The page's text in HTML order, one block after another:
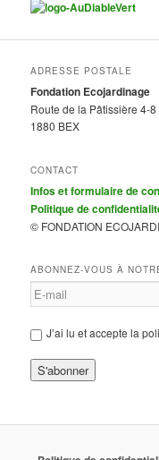
ADRESSE POSTALE
Fondation Ecojardinage
Route de la Pâtissière 4-8
1880 BEX
CONTACT
Infos et formulaire de
Politique de
© FONDATION
ABONNEZ-VOUS À
J’ai lu et accepte la